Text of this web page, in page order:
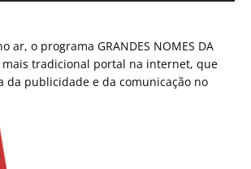
ar, o programa GRANDES NOMES DA
mais tradicional portal na internet, que
da publicidade e da comunicação no